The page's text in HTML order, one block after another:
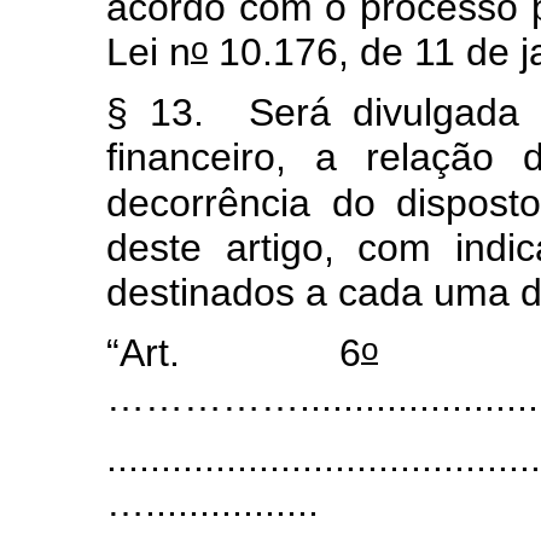
Lei no 10.176, de 11 de
§ 13. Será divulgada
financeiro, a relação
decorrência do
deste artigo, com
destinados a cada uma
“Art. 6o
…................